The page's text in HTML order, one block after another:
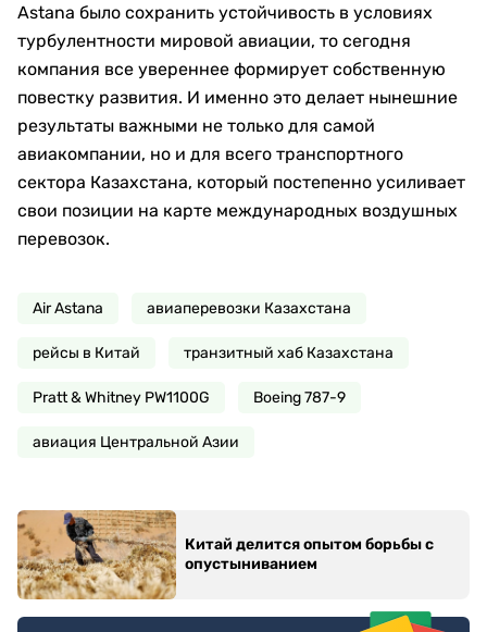
Astana было сохранить устойчивость в условиях
турбулентности мировой авиации, то сегодня
компания все увереннее формирует собственную
повестку развития. И именно это делает нынешние
результаты важными не только для самой
авиакомпании, но и для всего транспортного
сектора Казахстана, который постепенно усиливает
свои позиции на карте международных воздушных
перевозок.
Air Astana авиаперевозки Казахстана
рейсы в Китай транзитный хаб Казахстана
Pratt & Whitney PW1100G Boeing 787-9
авиация Центральной Азии
Китай делится опытом борьбы с
опустыниванием